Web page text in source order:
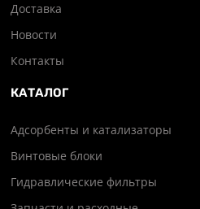
Доставка
Новости
Контакты
КАТАЛОГ
Адсорбенты и катализаторы
Винтовые блоки
Гидравлические фильтры